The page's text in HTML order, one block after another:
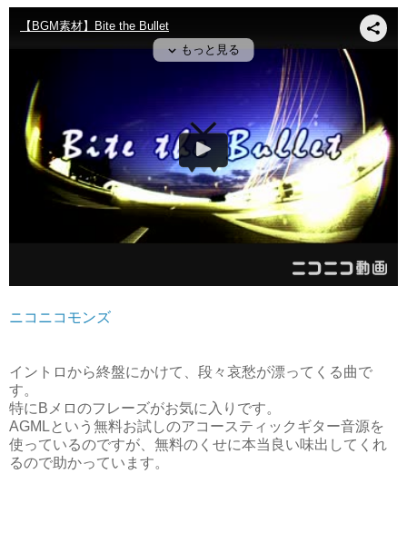
ニコニコモンズ
イントロから終盤にかけて、段々哀愁が漂ってくる曲で
す。
特にBメロのフレーズがお気に入りです。
AGMLという無料お試しのアコースティックギター音源を
使っているのですが、無料のくせに本当良い味出してくれ
るので助かっています。